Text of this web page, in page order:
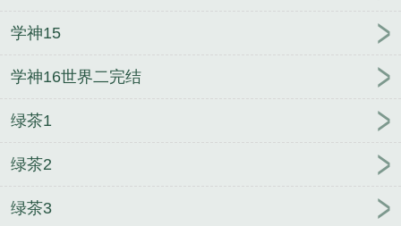
学神15
学神16世界二完结
绿茶1
绿茶2
绿茶3